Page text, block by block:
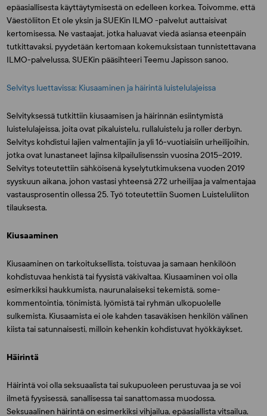
epäasiallisesta käyttäytymisestä on edelleen korkea. Toivomme, että
Väestöliiton Et ole yksin ja SUEKin ILMO -palvelut auttaisivat
kertomisessa. Ne vastaajat, jotka haluavat viedä asiansa eteenpäin
tutkittavaksi, pyydetään kertomaan kokemuksistaan tunnistettavana
ILMO-palvelussa, SUEKin pääsihteeriTeemu Japisson sanoo.
Selvitys luettavissa: Kiusaaminen ja häirintä luistelulajeissa
Selvityksessä tutkittiin kiusaamisen ja häirinnän esiintymistä
luistelulajeissa, joita ovat pikaluistelu, rullaluistelu ja roller derbyn.
Selvitys kohdistui lajien valmentajiin ja yli 16-vuotiaisiin urheilijoihin,
jotka ovat lunastaneet lajinsa kilpailulisenssin vuosina 2015–2019.
Selvitys toteutettiin sähköisenä kyselytutkimuksena vuoden 2019
syyskuun aikana, johon vastasi yhteensä 272 urheilijaa ja valmentajaa
vastausprosentin ollessa 25. Työ toteutettiin Suomen Luisteluliiton
tilauksesta.
Kiusaaminen
Kiusaaminen on tarkoituksellista, toistuvaa ja samaan henkilöön
kohdistuvaa henkistä tai fyysistä väkivaltaa. Kiusaaminen voi olla
esimerkiksi haukkumista, naurunalaiseksi tekemistä, some-
kommentointia, tönimistä, lyömistä tai ryhmän ulkopuolelle
sulkemista. Kiusaamista ei ole kahden tasaväkisen henkilön välinen
kiista tai satunnaisesti, milloin kehenkin kohdistuvat hyökkäykset.
Häirintä
Häirintä voi olla seksuaalista tai sukupuoleen perustuvaa ja se voi
ilmetä fyysisessä, sanallisessa tai sanattomassa muodossa.
Seksuaalinen häirintä on esimerkiksi vihjailua, epäasiallista vitsailua,